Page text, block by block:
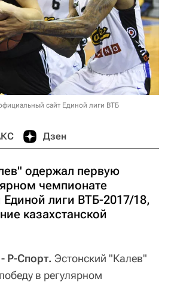
сайт Единой лиги ВТБ
Дзен
одержал первую
чемпионате
Единой лиги ВТБ-2017/18,
казахстанской
Р-Спорт. Эстонский "Калев"
в регулярном